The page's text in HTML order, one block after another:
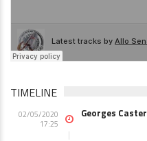
TIMELINE
02/05/2020
17:25
Georges